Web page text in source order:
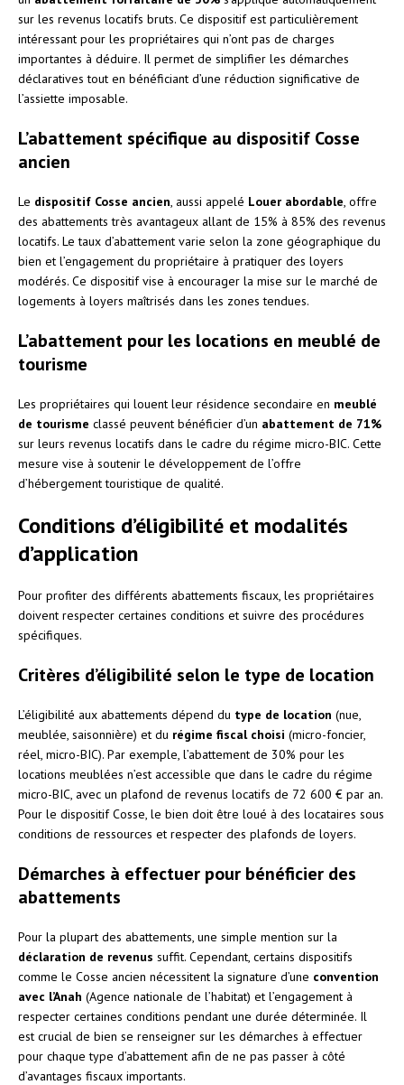
sur les revenus locatifs bruts. Ce dispositif est particulièrement
intéressant pour les propriétaires qui n’ont pas de charges
importantes à déduire. Il permet de simplifier les démarches
déclaratives tout en bénéficiant d’une réduction significative de
l’assiette imposable.
L’abattement spécifique au dispositif Cosse
ancien
Le dispositif Cosse ancien , aussi appelé Louer abordable , offre
des abattements très avantageux allant de 15% à 85% des revenus
locatifs. Le taux d’abattement varie selon la zone géographique du
bien et l’engagement du propriétaire à pratiquer des loyers
modérés. Ce dispositif vise à encourager la mise sur le marché de
logements à loyers maîtrisés dans les zones tendues.
L’abattement pour les locations en meublé de
tourisme
Les propriétaires qui louent leur résidence secondaire en meublé
de tourisme classé peuvent bénéficier d’un abattement de 71%
sur leurs revenus locatifs dans le cadre du régime micro-BIC. Cette
mesure vise à soutenir le développement de l’offre
d’hébergement touristique de qualité.
Conditions d’éligibilité et modalités
d’application
Pour profiter des différents abattements fiscaux, les propriétaires
doivent respecter certaines conditions et suivre des procédures
spécifiques.
Critères d’éligibilité selon le type de location
L’éligibilité aux abattements dépend du type de location (nue,
meublée, saisonnière) et du régime fiscal choisi (micro-foncier,
réel, micro-BIC). Par exemple, l’abattement de 30% pour les
locations meublées n’est accessible que dans le cadre du régime
micro-BIC, avec un plafond de revenus locatifs de 72 600 € par an.
Pour le dispositif Cosse, le bien doit être loué à des locataires sous
conditions de ressources et respecter des plafonds de loyers.
Démarches à effectuer pour bénéficier des
abattements
Pour la plupart des abattements, une simple mention sur la
déclaration de revenus suffit. Cependant, certains dispositifs
comme le Cosse ancien nécessitent la signature d’une convention
avec l’Anah (Agence nationale de l’habitat) et l’engagement à
respecter certaines conditions pendant une durée déterminée. Il
est crucial de bien se renseigner sur les démarches à effectuer
pour chaque type d’abattement afin de ne pas passer à côté
d’avantages fiscaux importants.